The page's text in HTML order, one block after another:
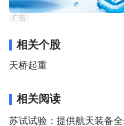
广告
相关个股
天桥起重
相关阅读
苏试试验：提供航天装备